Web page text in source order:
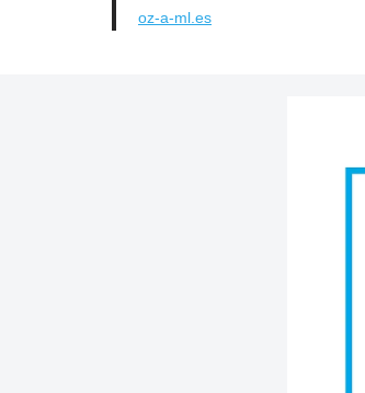
oz-a-ml.es